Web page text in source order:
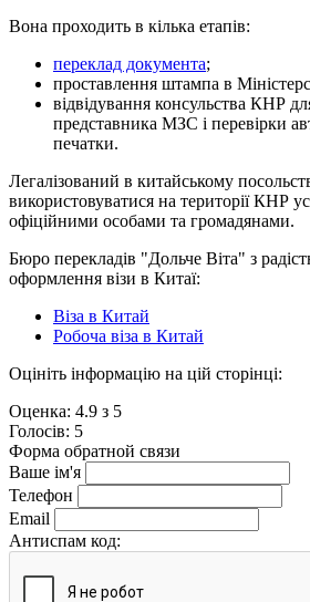
Вона проходить в кілька етапів:
переклад документа;
проставлення штампа в
відвідування консульства КНР
представника МЗС і перевірки
печатки.
Легалізований в китайському
використовуватися на території КНР
офіційними особами та громадянами.
Бюро перекладів "Дольче Віта" з
оформлення візи в Китаї:
Віза в Китай
Робоча віза в Китай
Оцініть інформацію на цій сторінці:
Оценка: 4.9 з 5
Голосiв: 5
Форма обратной связи
Ваше ім'я
Телефон
Email
Антиспам код: